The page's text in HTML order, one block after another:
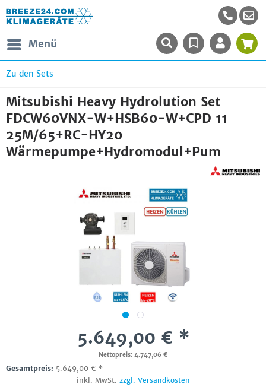
Menü
Zu den Sets
Mitsubishi Heavy Hydrolution Set
FDCW60VNX-W+HSB60-W+CPD 11
25M/65+RC-HY20
Wärmepumpe+Hydromodul+Pum
5.649,00 € *
Nettopreis: 4.747,06 €
Gesamtpreis: 5.649,00 € *
inkl. MwSt. zzgl. Versandkosten